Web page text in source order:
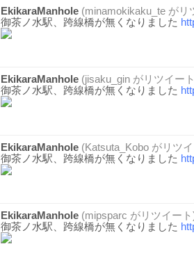
EkikaraManhole (minamokikaku_te がリ
御茶ノ水駅、跨線橋が無くなりました
EkikaraManhole (jisaku_gin がリツイー
御茶ノ水駅、跨線橋が無くなりました
EkikaraManhole (Katsuta_Kobo がリツ
御茶ノ水駅、跨線橋が無くなりました
EkikaraManhole (mipsparc がリツイー
御茶ノ水駅、跨線橋が無くなりました